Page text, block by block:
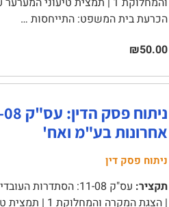
הכרעת בית המשפט: התייחסות …
₪50.00
אחרונות בע"מ ואח'
ניתוח פסק דין
תקציר:
עס"ק 11-08: